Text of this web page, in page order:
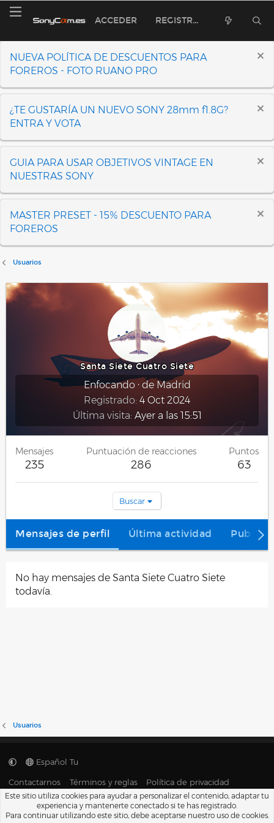
ACCEDER REGISTRARSE
NUEVA POLÍTICA DE DESCUENTOS PARA
FOREROS - FOTO RUANO PRO
¿TE GUSTARÍA UN NUEVO SONY 28mm f1.8G?
ENTRA Y VOTA
GUIA PARA USAR OBJETIVOS VINTAGE EN
NUESTRAS SONY
MASTER PRESET - 15% DESCUENTO PARA
FOREROS
Usuarios
Santa Siete Cuatro Siete
Enfocando · de Madrid
Registrado 4 Oct 2024
Última visita Ayer a las 15:51
Mensajes
235
Puntuación de reacciones
286
Puntos
63
Buscar
Mensajes de perfil Última actividad
No hay mensajes de Santa Siete Cuatro Siete
todavía.
Usuarios
Español Tu
Contactarnos Términos y reglas
Política de privacidad
Ayuda
Portal
R
S
S
Community platform by XenForo® © 2010-2026 XenForo Ltd.
Este sitio utiliza cookies para ayudar a personalizar el contenido, adaptar tu
experiencia y mantenerte conectado si te has registrado.
Para continuar utilizando este sitio, debe aceptarse nuestro uso de cookies.